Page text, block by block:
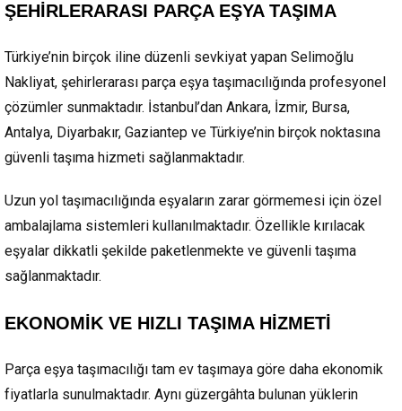
ŞEHİRLERARASI PARÇA EŞYA TAŞIMA
Türkiye’nin birçok iline düzenli sevkiyat yapan Selimoğlu
Nakliyat, şehirlerarası parça eşya taşımacılığında profesyonel
çözümler sunmaktadır. İstanbul’dan Ankara, İzmir, Bursa,
Antalya, Diyarbakır, Gaziantep ve Türkiye’nin birçok noktasına
güvenli taşıma hizmeti sağlanmaktadır.
Uzun yol taşımacılığında eşyaların zarar görmemesi için özel
ambalajlama sistemleri kullanılmaktadır. Özellikle kırılacak
eşyalar dikkatli şekilde paketlenmekte ve güvenli taşıma
sağlanmaktadır.
EKONOMİK VE HIZLI TAŞIMA HİZMETİ
Parça eşya taşımacılığı tam ev taşımaya göre daha ekonomik
fiyatlarla sunulmaktadır. Aynı güzergâhta bulunan yüklerin